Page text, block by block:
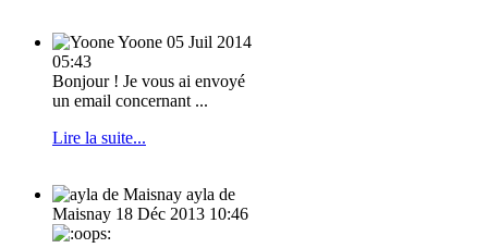
Yoone 05 Juil 2014
05:43
Bonjour ! Je vous ai envoyé
un email concernant ...
Lire la suite...
ayla de
Maisnay 18 Déc 2013 10:46